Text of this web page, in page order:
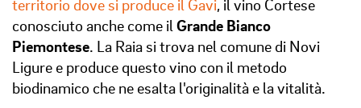
territorio dove si produce il Gavi, il vino Cortese
conosciuto anche come ilGrande Bianco
Piemontese. La Raia si trova nel comune di Novi
Ligure e produce questo vino con il metodo
biodinamico che ne esalta l'originalità e la vitalità.